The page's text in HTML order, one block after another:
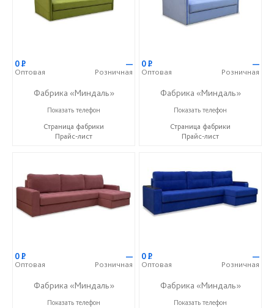
0Р
Оптовая
—
Розничная
Фабрика «Миндаль»
+7 (927) 630-62-82
Показать телефон
Страница фабрики
Прайс-лист
0Р
Оптовая
—
Розничная
Фабрика «Миндаль»
+7 (927) 630-62-82
Показать телефон
Страница фабрики
Прайс-лист
0Р
Оптовая
—
Розничная
Фабрика «Миндаль»
+7 (927) 630-62-82
Показать телефон
0Р
Оптовая
—
Розничная
Фабрика «Миндаль»
+7 (927) 630-62-82
Показать телефон